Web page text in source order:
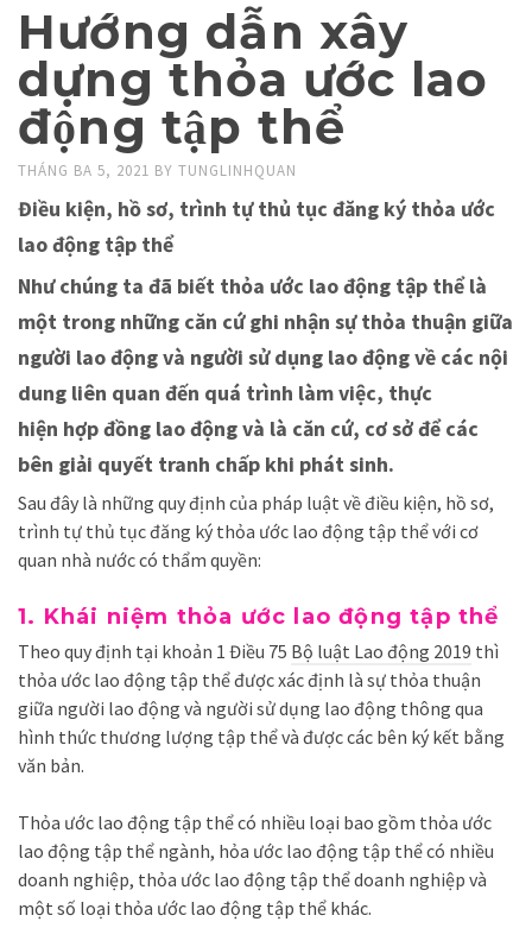
Hướng dẫn xây
dựng thỏa ước lao
động tập thể
THÁNG BA 5, 2021 BY TUNGLINHQUAN
Điều kiện, hồ sơ, trình tự thủ tục đăng ký thỏa ước
lao động tập thể
Như chúng ta đã biết thỏa ước lao động tập thể là
một trong những căn cứ ghi nhận sự thỏa thuận giữa
người lao động và người sử dụng lao động về các nội
dung liên quan đến quá trình làm việc, thực
hiện hợp đồng lao động và là căn cứ, cơ sở để các
bên giải quyết tranh chấp khi phát sinh.
Sau đây là những quy định của pháp luật về điều kiện, hồ sơ,
trình tự thủ tục đăng ký thỏa ước lao động tập thể với cơ
quan nhà nước có thẩm quyền:
1. Khái niệm thỏa ước lao động tập thể
Theo quy định tại khoản 1 Điều 75 Bộ luật Lao động 2019 thì
thỏa ước lao động tập thể được xác định là sự thỏa thuận
giữa người lao động và người sử dụng lao động thông qua
hình thức thương lượng tập thể và được các bên ký kết bằng
văn bản.
Thỏa ước lao động tập thể có nhiều loại bao gồm thỏa ước
lao động tập thể ngành, hỏa ước lao động tập thể có nhiều
doanh nghiệp, thỏa ước lao động tập thể doanh nghiệp và
một số loại thỏa ước lao động tập thể khác.